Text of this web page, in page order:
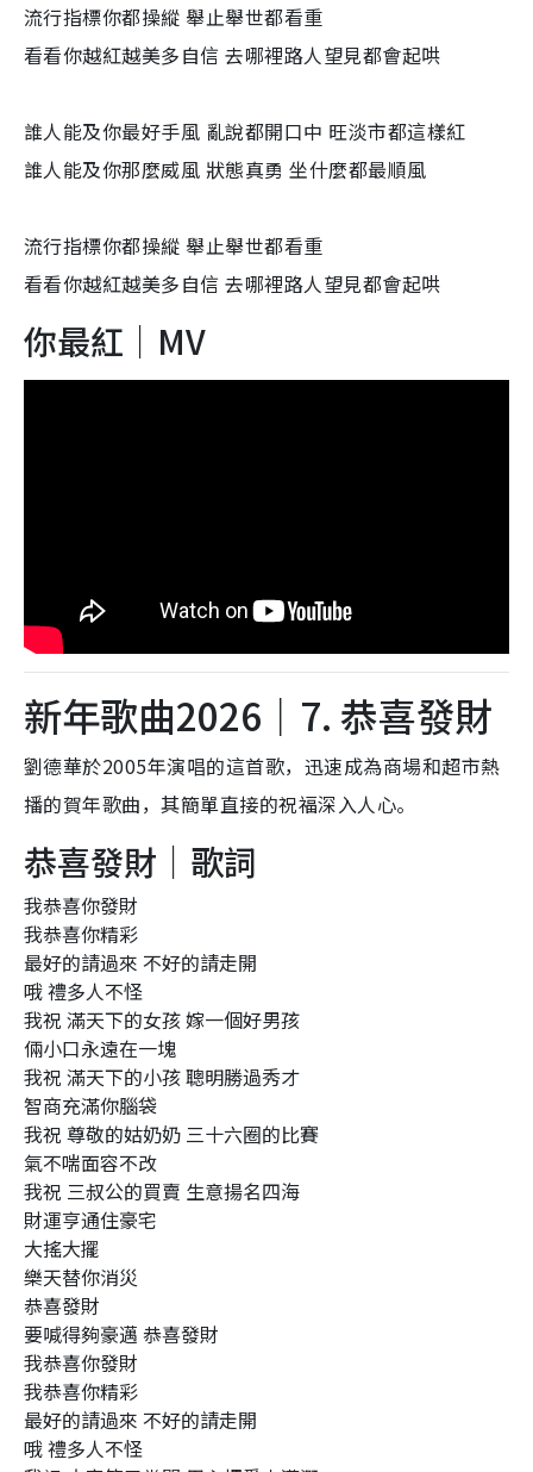
流行指標你都操縱 舉止舉世都看重
看看你越紅越美多自信 去哪裡路人望見都會起哄
誰人能及你最好手風 亂說都開口中 旺淡市都這樣紅
誰人能及你那麼威風 狀態真勇 坐什麼都最順風
流行指標你都操縱 舉止舉世都看重
看看你越紅越美多自信 去哪裡路人望見都會起哄
你最紅｜MV
新年歌曲2026｜7. 恭喜發財
劉德華於2005年演唱的這首歌，迅速成為商場和超市熱
播的賀年歌曲，其簡單直接的祝福深入人心。
恭喜發財｜歌詞
我恭喜你發財
我恭喜你精彩
最好的請過來 不好的請走開
哦 禮多人不怪
我祝 滿天下的女孩 嫁一個好男孩
倆小口永遠在一塊
我祝 滿天下的小孩 聰明勝過秀才
智商充滿你腦袋
我祝 尊敬的姑奶奶 三十六圈的比賽
氣不喘面容不改
我祝 三叔公的買賣 生意揚名四海
財運亨通住豪宅
大搖大擺
樂天替你消災
恭喜發財
要喊得夠豪邁 恭喜發財
我恭喜你發財
我恭喜你精彩
最好的請過來 不好的請走開
哦 禮多人不怪